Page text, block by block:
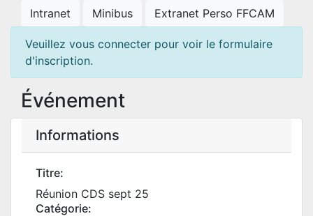
Intranet Minibus Extranet Perso FFCAM
Veuillez vous connecter pour voir le formulaire
d'inscription.
Événement
Informations
Titre:
Réunion CDS sept 25
Catégorie: